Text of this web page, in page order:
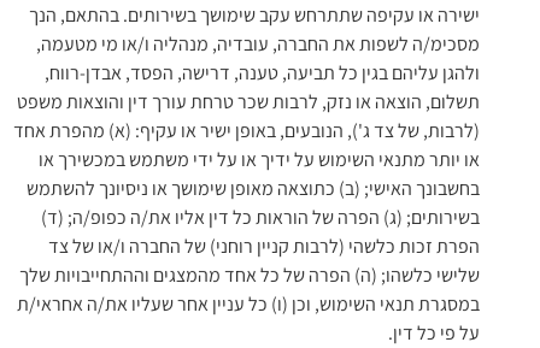
ישירה או עקיפה שתתרחש עקב שימושך בשירותים. בהתאם, הנך
מסכימ/ה לשפות את החברה, עובדיה, מנהליה ו/או מי מטעמה,
ולהגן עליהם בגין כל תביעה, טענה, דרישה, הפסד, אבדן-רווח,
תשלום, הוצאה או נזק, לרבות שכר טרחת עורך דין והוצאות משפט
(לרבות, של צד ג'), הנובעים, באופן ישיר או עקיף: (א) מהפרת אחד
או יותר מתנאי השימוש על ידיך או על ידי משתמש במכשירך או
בחשבונך האישי; (ב) כתוצאה מאופן שימושך או ניסיונך להשתמש
בשירותים; (ג) הפרה של הוראות כל דין אליו את/ה כפופ/ה; (ד)
הפרת זכות כלשהי (לרבות קניין רוחני) של החברה ו/או של צד
שלישי כלשהו; (ה) הפרה של כל אחד מהמצגים וההתחייבויות שלך
במסגרת תנאי השימוש, וכן (ו) כל עניין אחר שעליו את/ה אחראי/ת
על פי כל דין.